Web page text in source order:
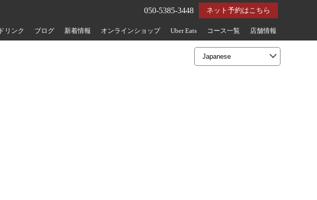
ネット予約はこちら
050-5385-3448
ドリンク ブログ 新着情報 オンラインショップ Uber Eats コース一覧 店舗情報